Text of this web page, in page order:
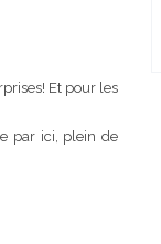
Et pour les
par ici, plein de